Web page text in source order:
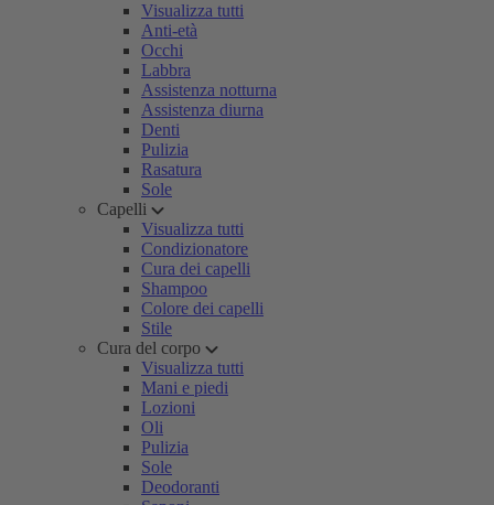
Visualizza tutti
Anti-età
Occhi
Labbra
Assistenza notturna
Assistenza diurna
Denti
Pulizia
Rasatura
Sole
Capelli
Visualizza tutti
Condizionatore
Cura dei capelli
Shampoo
Colore dei capelli
Stile
Cura del corpo
Visualizza tutti
Mani e piedi
Lozioni
Oli
Pulizia
Sole
Deodoranti